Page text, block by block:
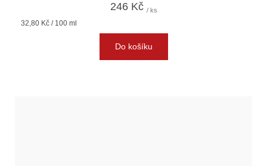
246 Kč / ks
Měrná
32,80 Kč / 100 ml
Do košíku